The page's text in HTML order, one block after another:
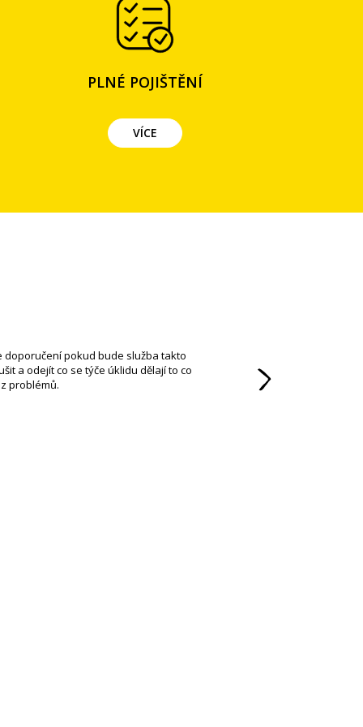
PLNÉ POJIŠTĚNÍ
VÍCE
doporučení pokud bude služba takto
a odejít co se týče úklidu dělají to co
problémů.
práce. Těšíme se na